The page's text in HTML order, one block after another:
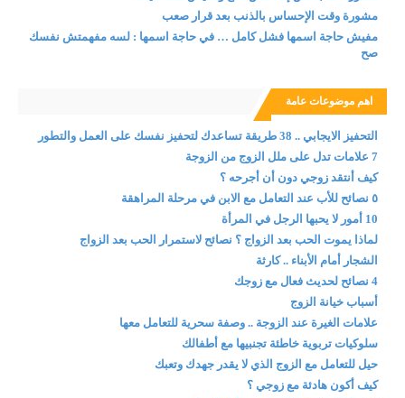
مشورة وقت الإحساس بالذنب بعد قرار صعب
مفيش حاجة اسمها فشل كامل … في حاجة اسمها : لسه مفهمتش نفسك
صح
اهم موضوعات عامة
التحفيز الايجابي .. 38 طريقة تساعدك لتحفيز نفسك على العمل والتطور
7 علامات تدل على ملل الزوج من الزوجة
كيف أنتقد زوجي دون أن أجرحه ؟
٥ نصائح للأب عند التعامل مع الابن في مرحلة المراهقة
10 أمور لا يحبها الرجل في المرأة
لماذا يموت الحب بعد الزواج ؟ نصائح لاستمرار الحب بعد الزواج
الشجار أمام الأبناء .. كارثة
4 نصائح لحديث فعال مع زوجك
أسباب خيانة الزوج
علامات الغيرة عند الزوجة .. وصفة سحرية للتعامل معها
سلوكيات تربوية خاطئة تجنبيها مع أطفالك
حيل للتعامل مع الزوج الذي لا يقدر جهدك وتعبك
كيف أكون هادئة مع زوجي ؟